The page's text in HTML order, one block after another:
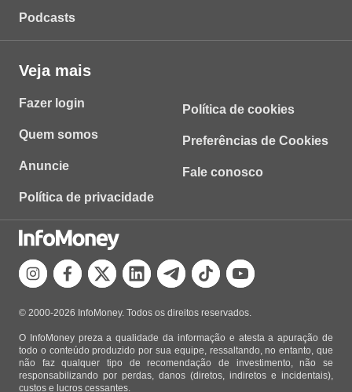
Podcasts
Veja mais
Fazer login
Quem somos
Anuncie
Política de privacidade
Política de cookies
Preferências de Cookies
Fale conosco
© 2000-2026 InfoMoney. Todos os direitos reservados.
O InfoMoney preza a qualidade da informação e atesta a apuração de
todo o conteúdo produzido por sua equipe, ressaltando, no entanto, que
não faz qualquer tipo de recomendação de investimento, não se
responsabilizando por perdas, danos (diretos, indiretos e incidentais),
custos e lucros cessantes.